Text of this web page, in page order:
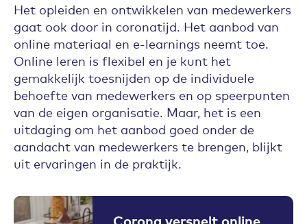
Het opleiden en ontwikkelen van medewerkers
gaat ook door in coronatijd. Het aanbod van
online materiaal en e-learnings neemt toe.
Online leren is flexibel en je kunt het
gemakkelijk toesnijden op de individuele
behoefte van medewerkers en op speerpunten
van de eigen organisatie. Maar, het is een
uitdaging om het aanbod goed onder de
aandacht van medewerkers te brengen, blijkt
uit ervaringen in de praktijk.